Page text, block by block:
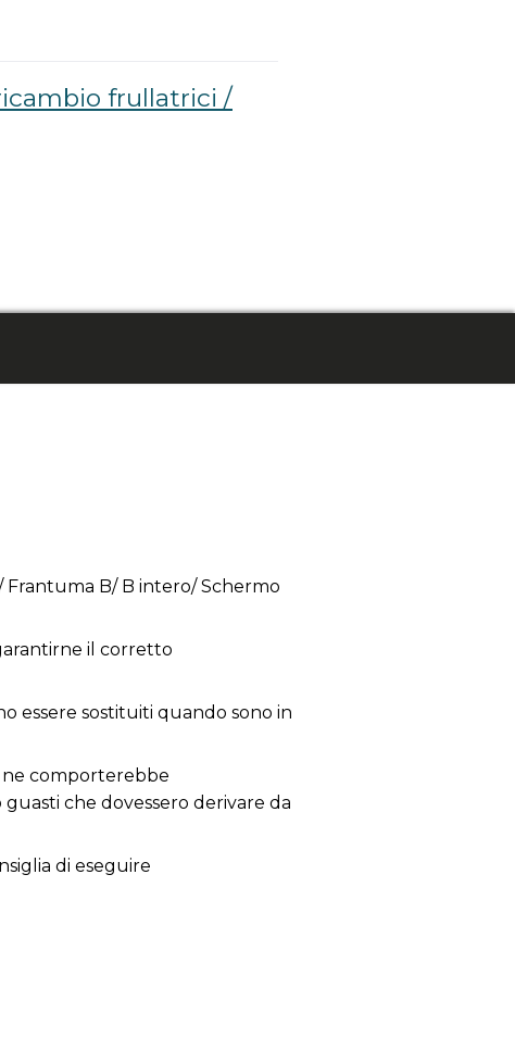
frullatrici /
Frantuma B/ B intero/ Schermo
il corretto
essere sostituiti quando sono in
ne comporterebbe
che dovessero derivare da
di eseguire